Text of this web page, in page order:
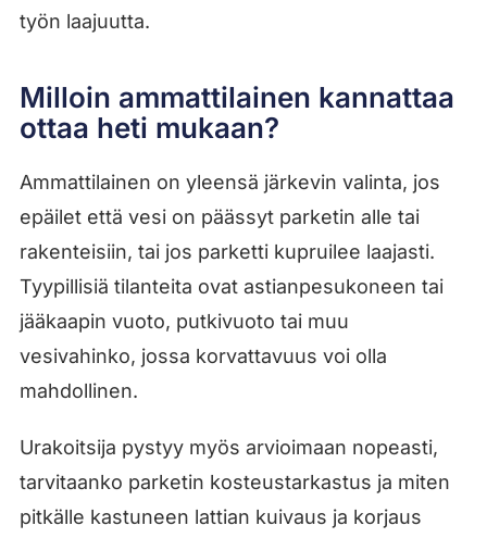
työn laajuutta.
Milloin ammattilainen kannattaa
ottaa heti mukaan?
Ammattilainen on yleensä järkevin valinta, jos
epäilet että vesi on päässyt parketin alle tai
rakenteisiin, tai jos parketti kupruilee laajasti.
Tyypillisiä tilanteita ovat astianpesukoneen tai
jääkaapin vuoto, putkivuoto tai muu
vesivahinko, jossa korvattavuus voi olla
mahdollinen.
Urakoitsija pystyy myös arvioimaan nopeasti,
tarvitaanko parketin kosteustarkastus ja miten
pitkälle kastuneen lattian kuivaus ja korjaus